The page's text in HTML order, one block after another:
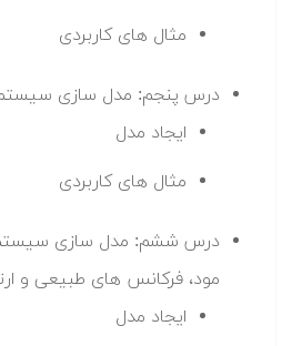
مثال های کاربردی
درس پنجم: مدل سازی سیستم
ایجاد مدل
مثال های کاربردی
درس ششم: مدل سازی
مود، فرکانس های طبیعی و
ایجاد مدل